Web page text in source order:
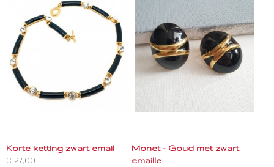
Korte ketting zwart email
€ 27,00
Monet - Goud met zwart
emaille